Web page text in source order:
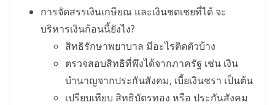
การจัดสรรเงินเกษียณ และเงินชดเชยที่ได้ จะ
บริหารเงินก้อนนี้ยังไง?
สิทธิรักษาพยาบาล มีอะไรติดตัวบ้าง
ตรวจสอบสิทธิที่พึงได้จากภาครัฐ เช่น เงิน
บำนาญจากประกันสังคม, เบี้ยเงินชรา เป็นต้น
เปรียบเทียบ สิทธิบัตรทอง หรือ ประกันสังคม